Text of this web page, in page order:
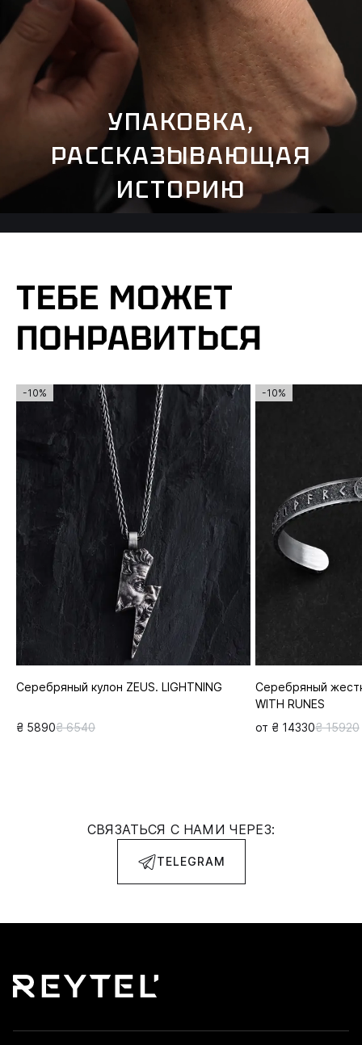
УПАКОВКА,
РАССКАЗЫВАЮЩАЯ
ИСТОРИЮ
ТЕБЕ МОЖЕТ
ПОНРАВИТЬСЯ
-10%
Серебряный кулон ZEUS. LIGHTNING
₴ 5890₴ 6540
-10%
Серебряный
WITH RUNES
от ₴ 14330₴ 15920
СВЯЗАТЬСЯ С НАМИ ЧЕРЕЗ:
TELEGRAM